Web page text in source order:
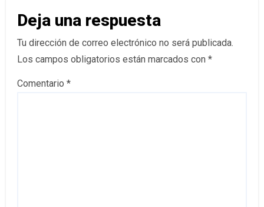
Deja una respuesta
Tu dirección de correo electrónico no será publicada.
Los campos obligatorios están marcados con *
Comentario *